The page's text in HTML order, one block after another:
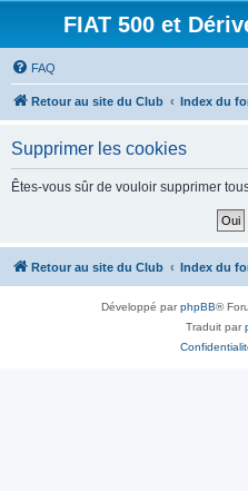
FIAT 500 et
FAQ
Retour au site du Club Index du
Supprimer les cookies
Êtes-vous sûr de vouloir supprimer
Retour au site du Club Index du
Développé parphpBB®
Traduit par